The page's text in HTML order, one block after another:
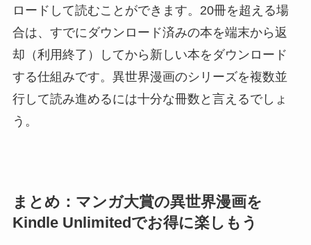
ロードして読むことができます。20冊を超える場
合は、すでにダウンロード済みの本を端末から返
却（利用終了）してから新しい本をダウンロード
する仕組みです。異世界漫画のシリーズを複数並
行して読み進めるには十分な冊数と言えるでしょ
う。
まとめ：マンガ大賞の異世界漫画を
Kindle Unlimitedでお得に楽しもう